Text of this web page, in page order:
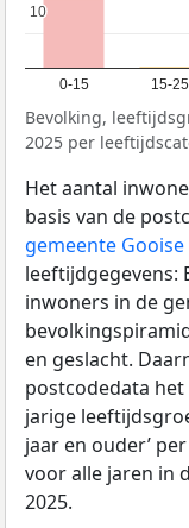
0-15 15-25
10
10
Bevolking,
2025 per
Het aantal
basis van de
gemeente
leeftijdgegevens:
inwoners in de
en geslacht.
postcodedata
jarige
jaar en ouder’
voor alle jaren in
2025.